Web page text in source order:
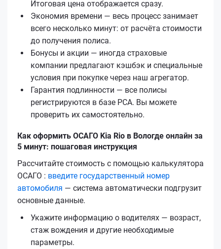
Итоговая цена отображается сразу.
Экономия времени — весь процесс занимает
всего несколько минут: от расчёта стоимости
до получения полиса.
Бонусы и акции — иногда страховые
компании предлагают кэшбэк и специальные
условия при покупке через наш агрегатор.
Гарантия подлинности — все полисы
регистрируются в базе РСА. Вы можете
проверить их самостоятельно.
Как оформить ОСАГО Kia Rio в Вологде онлайн за
5 минут: пошаговая инструкция
Рассчитайте стоимость с помощью калькулятора
ОСАГО : введите государственный номер
автомобиля — система автоматически подгрузит
основные данные.
Укажите информацию о водителях — возраст,
стаж вождения и другие необходимые
параметры.